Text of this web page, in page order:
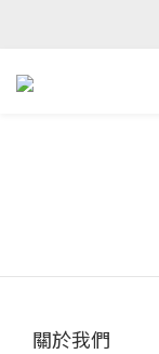
春
春
關於我們